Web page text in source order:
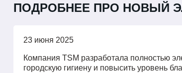
ПОДРОБНЕЕ ПРО НОВЫЙ
23 июня 2025
Компания TSM разработала полностью
городскую гигиену и повысить уровень